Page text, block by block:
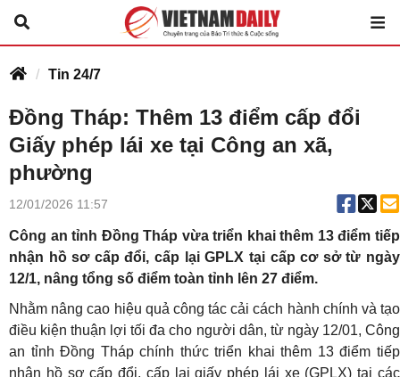
Tin 24/7
Đồng Tháp: Thêm 13 điểm cấp đổi
Giấy phép lái xe tại Công an xã,
phường
12/01/2026 11:57
Công an tỉnh Đồng Tháp vừa triển khai thêm 13 điểm tiếp
nhận hồ sơ cấp đổi, cấp lại GPLX tại cấp cơ sở từ ngày
12/1, nâng tổng số điểm toàn tỉnh lên 27 điểm.
Nhằm nâng cao hiệu quả công tác cải cách hành chính và tạo
điều kiện thuận lợi tối đa cho người dân, từ ngày 12/01, Công
an tỉnh Đồng Tháp chính thức triển khai thêm 13 điểm tiếp
nhận hồ sơ cấp đổi, cấp lại giấy phép lái xe (GPLX) tại các